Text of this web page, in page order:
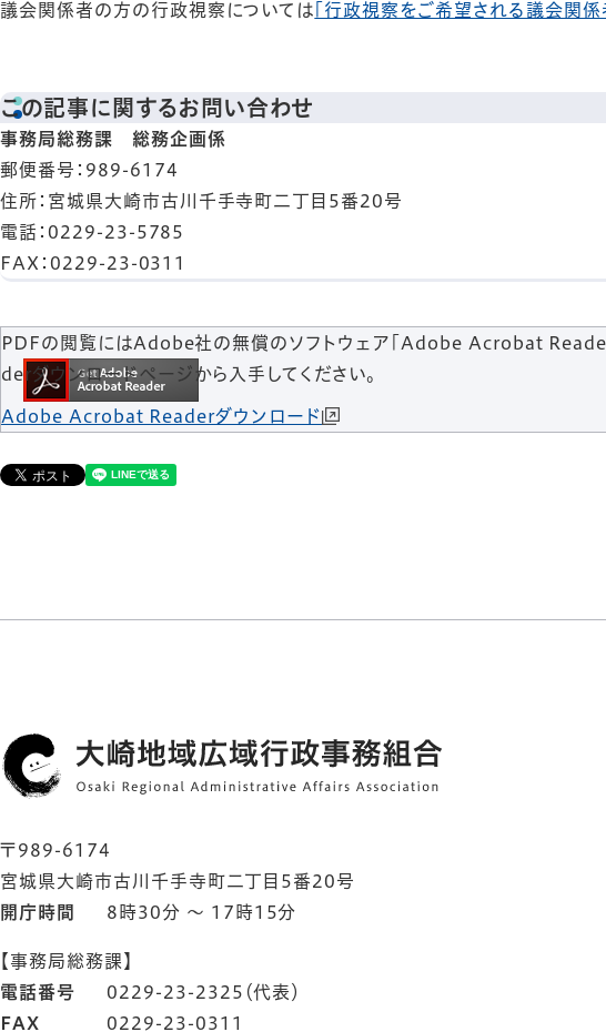
議会関係者の方の行政視察については 「行政視察をご希望される議会関係
この記事に関するお問い合わせ
事務局総務課 総務企画係
郵便番号 ：989-6174
住所 ：宮城県大崎市古川千手寺町二丁目5番20号
電話 ：0229-23-5785
FAX ：0229-23-0311
PDFの閲覧にはAdobe社の無償のソフトウェア「Adobe Acrobat
derダウンロードページから入手してください。
Adobe Acrobat Readerダウンロード
〒989-6174
宮城県大崎市古川千手寺町二丁目5番20号
開庁時間
8時30分 ～ 17時15分
【事務局総務課】
電話番号
0229-23-2325（代表）
FAX
0229-23-0311